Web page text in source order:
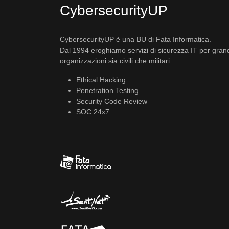
CybersecurityUP
CybersecurityUP è una BU di Fata Informatica.
Dal 1994 eroghiamo servizi di sicurezza IT per
organizzazioni sia civili che militari.
Ethical Hacking
Penetration Testing
Security Code Review
SOC 24x7